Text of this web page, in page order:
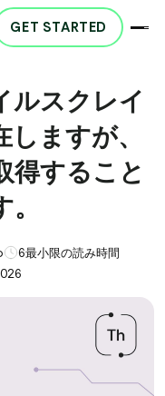
GET STARTED
ルスクレイ
ますが、
得すること
6最小限の読み時間